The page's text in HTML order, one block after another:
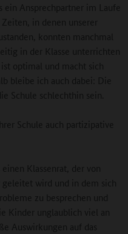
ein Ansprechpartner im Laufe
in denen unserer
konnten manchmal
in der Klasse unterrichten
optimal und macht sich
bleibe ich auch dabei: Die
Schule schlechthin sein.
Schule auch partizipative
Klassenrat, der von
wird und in dem sich
zu besprechen und
Kinder unglaublich viel an
Auswirkungen auf das